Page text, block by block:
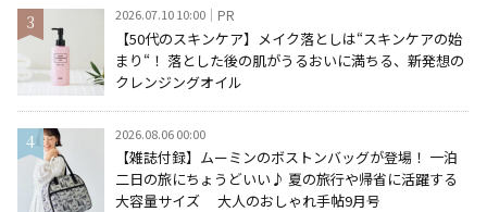
2026.07.10 10:00 PR
【50代のスキンケア】メイク落としは“スキンケアの始
まり“！ 落とした後の肌がうるおいに満ちる、新発想の
クレンジングオイル
2026.08.06 00:00
【雑誌付録】ムーミンのボストンバッグが登場！ 一泊
二日の旅にちょうどいい♪ 夏の旅行や帰省に活躍する
大容量サイズ 大人のおしゃれ手帖9月号